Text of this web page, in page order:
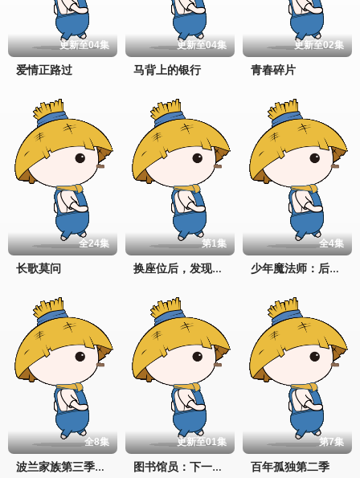
更新至04集
爱情正路过
更新至04集
马背上的银行
更新至02集
青春碎片
全24集
长歌莫问
第1集
换座位后，发现身后的男生好像喜欢我
全4集
少年魔法师：后继者第三季
全8集
波兰家族第三季1670
更新至01集
图书馆员：下一章第二季
第7集
百年孤独第二季